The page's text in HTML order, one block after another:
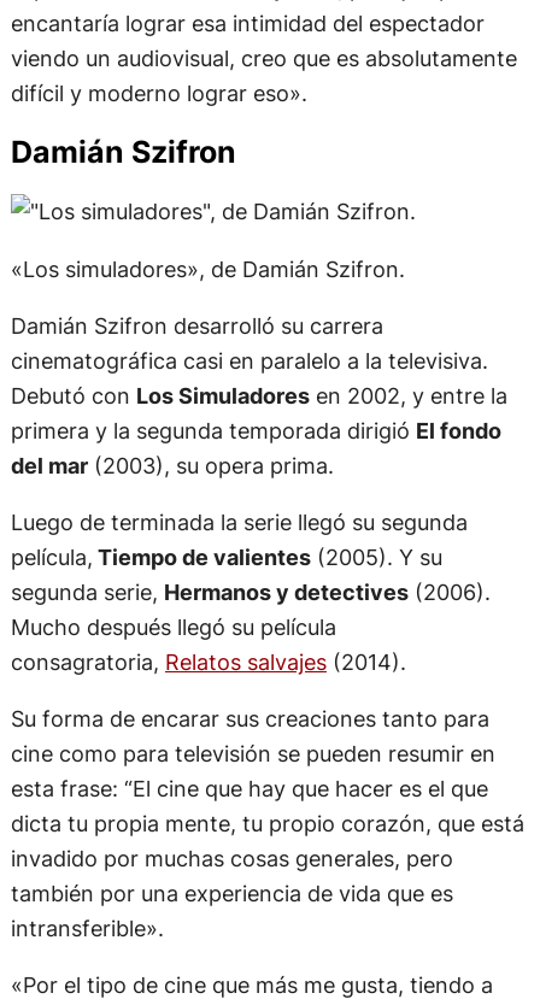
viendo un audiovisual, creo que es absolutamente
difícil y moderno lograr eso».
Damián Szifron
«Los simuladores», de Damián Szifron.
Damián Szifron desarrolló su carrera
cinematográfica casi en paralelo a la televisiva.
Debutó conLos Simuladoresen 2002, y entre la
primera y la segunda temporada dirigióEl fondo
del mar(2003), su opera prima.
Luego de terminada la serie llegó su segunda
película,Tiempo de valientes(2005). Y su
segunda serie,Hermanos y detectives(2006).
Mucho después llegó su película
consagratoria,Relatos salvajes(2014).
Su forma de encarar sus creaciones tanto para
cine como para televisión se pueden resumir en
esta frase: “El cine que hay que hacer es el que
dicta tu propia mente, tu propio corazón, que está
invadido por muchas cosas generales, pero
también por una experiencia de vida que es
intransferible».
«Por el tipo de cine que más me gusta, tiendo a
hacer películas que establecen una relación con la